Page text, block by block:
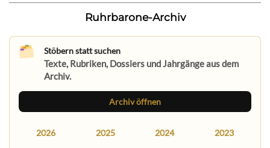
Ruhrbarone-Archiv
Stöbern statt suchen
Texte, Rubriken, Dossiers und Jahrgänge aus dem
Archiv.
Archiv öffnen
2026 2025 2024 2023